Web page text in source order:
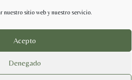
sitio web y nuestro servicio.
Acepto
Denegado